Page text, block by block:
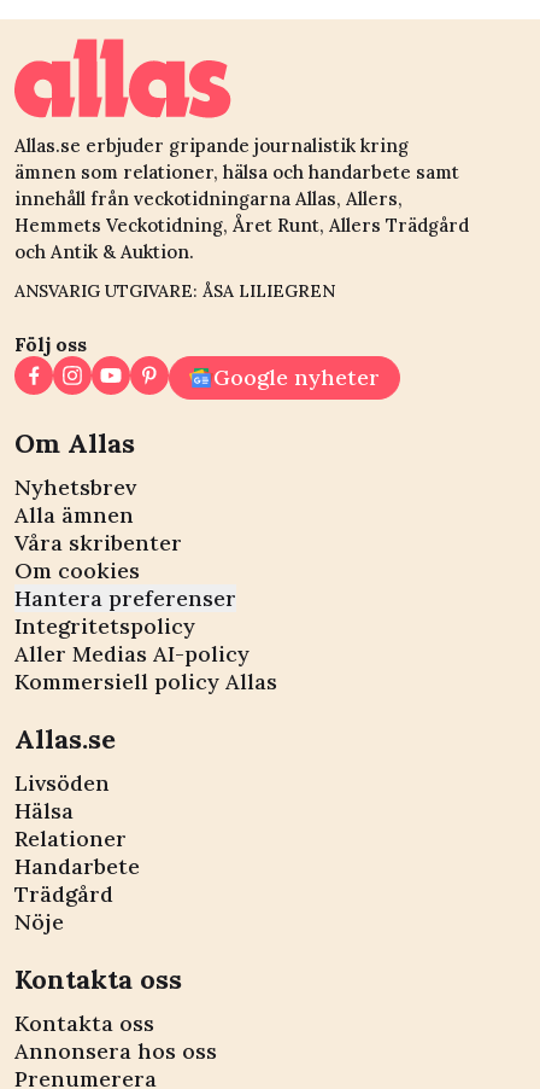
Allas.se erbjuder gripande journalistik kring
ämnen som relationer, hälsa och handarbete samt
innehåll från veckotidningarna Allas, Allers,
Hemmets Veckotidning, Året Runt, Allers Trädgård
och Antik & Auktion.
ANSVARIG UTGIVARE: ÅSA LILIEGREN
Följ oss
Google nyheter
Om Allas
Nyhetsbrev
Alla ämnen
Våra skribenter
Om cookies
Hantera preferenser
Integritetspolicy
Aller Medias AI-policy
Kommersiell policy Allas
Allas.se
Livsöden
Hälsa
Relationer
Handarbete
Trädgård
Nöje
Kontakta oss
Kontakta oss
Annonsera hos oss
Prenumerera